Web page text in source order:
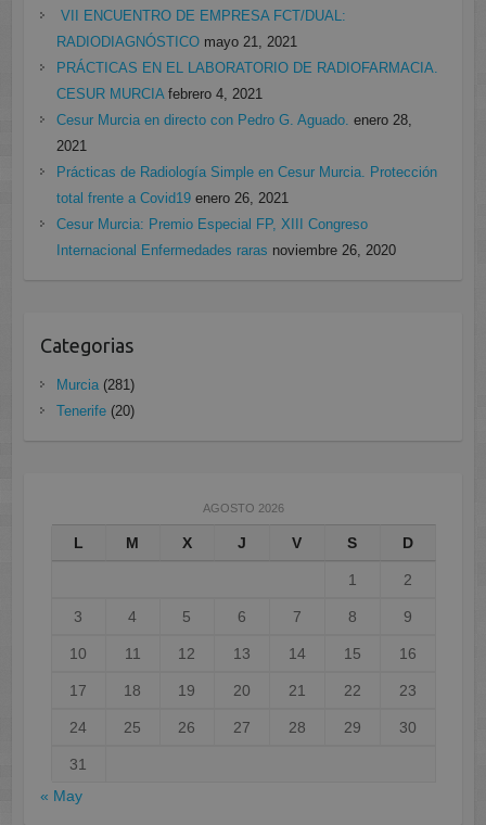
VII ENCUENTRO DE EMPRESA FCT/DUAL:
RADIODIAGNÓSTICO mayo 21, 2021
PRÁCTICAS EN EL LABORATORIO DE RADIOFARMACIA.
CESUR MURCIA febrero 4, 2021
Cesur Murcia en directo con Pedro G. Aguado. enero 28,
2021
Prácticas de Radiología Simple en Cesur Murcia. Protección
total frente a Covid19 enero 26, 2021
Cesur Murcia: Premio Especial FP, XIII Congreso
Internacional Enfermedades raras noviembre 26, 2020
Categorias
Murcia(281)
Tenerife(20)
AGOSTO 2026
L M X J V S D
1 2
3 4 5 6 7 8 9
10 11 12 13 14 15 16
17 18 19 20 21 22 23
24 25 26 27 28 29 30
31
« May